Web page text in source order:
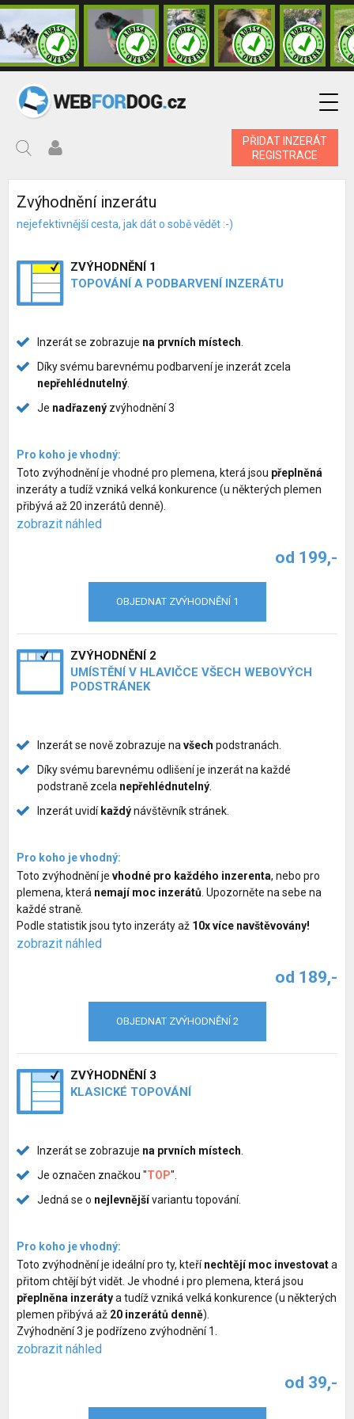
PŘIDAT INZERÁT
REGISTRACE
Chovatelské potřeby pro psy
Společné venčení psů
Zvýhodnění inzerátů
Zvýhodnění inzerátu
nejefektivnější cesta, jak dát o sobě vědět :-)
ZVÝHODNĚNÍ 1
TOPOVÁNÍ A PODBARVENÍ INZERÁTU
Inzerát se zobrazuje na prvních místech
Díky svému barevnému podbarvení je inzerát zcela
nepřehlédnutelný
Je nadřazený zvýhodnění 3
Pro koho je vhodný:
Toto zvýhodnění je vhodné pro plemena, která jsou přeplněná
inzeráty a tudíž vzniká velká konkurence (u některých plemen
přibývá až 20 inzerátů denně).
zobrazit náhled
od 199,-
OBJEDNAT ZVÝHODNĚNÍ 1
ZVÝHODNĚNÍ 2
UMÍSTĚNÍ V HLAVIČCE VŠECH WEBOVÝCH
PODSTRÁNEK
Inzerát se nově zobrazuje na všech podstranách.
Díky svému barevnému odlišení je inzerát na každé
podstraně zcela nepřehlédnutelný
Inzerát uvidí každýnávštěvník stránek.
Pro koho je vhodný:
Toto zvýhodnění je vhodné pro každého inzerenta, nebo pro
plemena, která nemají moc inzerátů . Upozorněte na sebe na
každé straně.
Podle statistik jsou tyto inzeráty až 10x více navštěvovány!
zobrazit náhled
od 189,-
OBJEDNAT ZVÝHODNĚNÍ 2
ZVÝHODNĚNÍ 3
KLASICKÉ TOPOVÁNÍ
Inzerát se zobrazuje na prvních místech
Je označen značkou "TOP".
Jedná se o nejlevnějšívariantu topování.
Pro koho je vhodný:
Toto zvýhodnění je ideální pro ty, kteřínechtějí moc investovata
přitom chtějí být vidět. Je vhodné i pro plemena, která jsou
přeplněna inzerátya tudíž vzniká velká konkurence (u některých
plemen přibývá až 20 inzerátů denně).
Zvýhodnění 3 je podřízeno zvýhodnění 1.
zobrazit náhled
od 39,-